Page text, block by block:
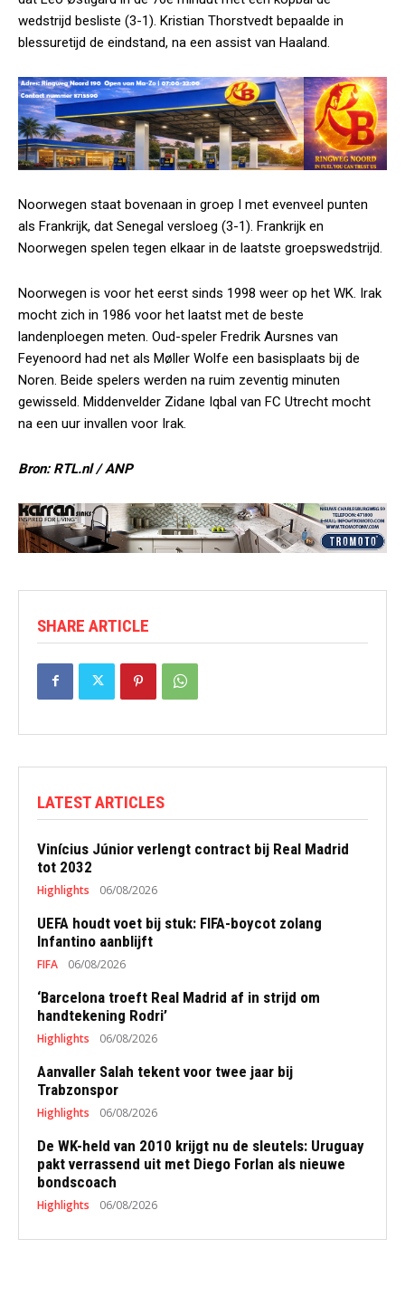
wedstrijd besliste (3-1). Kristian Thorstvedt bepaalde in
blessuretijd de eindstand, na een assist van Haaland.
Noorwegen staat bovenaan in groep I met evenveel punten
als Frankrijk, dat Senegal versloeg (3-1). Frankrijk en
Noorwegen spelen tegen elkaar in de laatste groepswedstrijd.
Noorwegen is voor het eerst sinds 1998 weer op het WK. Irak
mocht zich in 1986 voor het laatst met de beste
landenploegen meten. Oud-speler Fredrik Aursnes van
Feyenoord had net als Møller Wolfe een basisplaats bij de
Noren. Beide spelers werden na ruim zeventig minuten
gewisseld. Middenvelder Zidane Iqbal van FC Utrecht mocht
na een uur invallen voor Irak.
Bron: RTL.nl / ANP
SHARE ARTICLE
LATEST ARTICLES
Vinícius Júnior verlengt contract bij Real Madrid
tot 2032
Highlights 06/08/2026
UEFA houdt voet bij stuk: FIFA-boycot zolang
Infantino aanblijft
FIFA 06/08/2026
‘Barcelona troeft Real Madrid af in strijd om
handtekening Rodri’
Highlights 06/08/2026
Aanvaller Salah tekent voor twee jaar bij
Trabzonspor
Highlights 06/08/2026
De WK-held van 2010 krijgt nu de sleutels: Uruguay
pakt verrassend uit met Diego Forlan als nieuwe
bondscoach
Highlights 06/08/2026